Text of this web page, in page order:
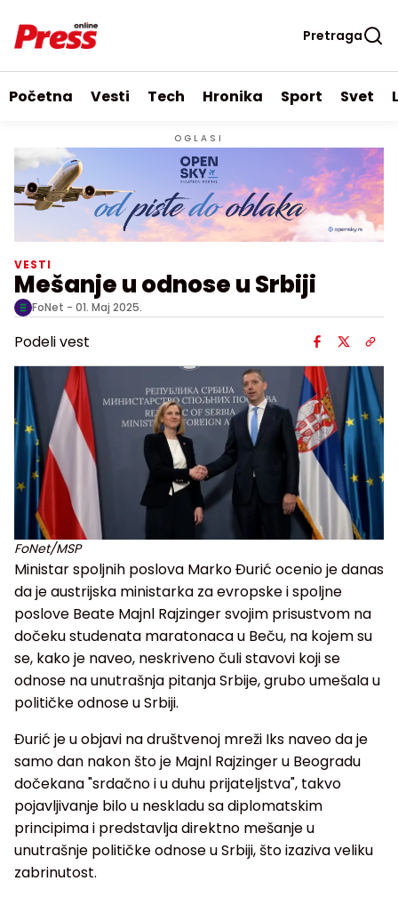
Pretraga
Početna Vesti Tech Hronika Sport Svet
OGLASI
VESTI
Mešanje u odnose u Srbiji
FoNet - 01. Maj 2025.
Podeli vest
FoNet/MSP
Ministar spoljnih poslova Marko Đurić ocenio je danas
da je austrijska ministarka za evropske i spoljne
poslove Beate Majnl Rajzinger svojim prisustvom na
dočeku studenata maratonaca u Beču, na kojem su
se, kako je naveo, neskriveno čuli stavovi koji se
odnose na unutrašnja pitanja Srbije, grubo umešala u
političke odnose u Srbiji.
Đurić je u objavi na društvenoj mreži Iks naveo da je
samo dan nakon što je Majnl Rajzinger u Beogradu
dočekana "srdačno i u duhu prijateljstva", takvo
pojavljivanje bilo u neskladu sa diplomatskim
principima i predstavlja direktno mešanje u
unutrašnje političke odnose u Srbiji, što izaziva veliku
zabrinutost.